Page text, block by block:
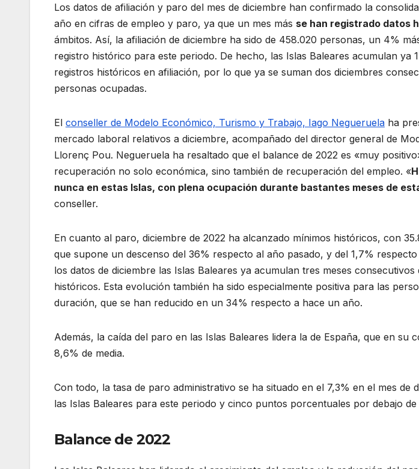
Los datos de afiliación y paro del mes de diciembre han confirmado la
año en cifras de empleo y paro, ya que un mes más se han registrado datos
ámbitos. Así, la afiliación de diciembre ha sido de 458.020 personas, un 4%
registro histórico para este periodo. De hecho, las Islas Baleares acumulan ya
registros históricos en afiliación, por lo que ya se suman dos diciembres
personas ocupadas.
El conseller de Modelo Económico, Turismo y Trabajo, Iago Negueruela ha
mercado laboral relativos a diciembre, acompañado del director general de
Llorenç Pou. Negueruela ha resaltado que el balance de 2022 es «muy
recuperación no solo económica, sino también de recuperación del empleo. «
nunca en estas Islas, con plena ocupación durante bastantes meses de
conseller.
En cuanto al paro, diciembre de 2022 ha alcanzado mínimos históricos, con
que supone un descenso del 36% respecto al año pasado, y del 1,7%
los datos de diciembre las Islas Baleares ya acumulan tres meses
históricos. Esta evolución también ha sido especialmente positiva para las
duración, que se han reducido en un 34% respecto a hace un año.
Además, la caída del paro en las Islas Baleares lidera la de España, que en su
8,6% de media.
Con todo, la tasa de paro administrativo se ha situado en el 7,3% en el mes de
las Islas Baleares para este periodo y cinco puntos porcentuales por debajo
Balance de 2022